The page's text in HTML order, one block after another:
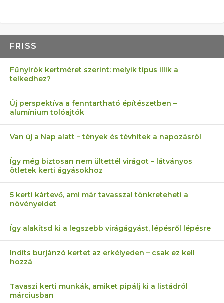
FRISS
Fűnyírók kertméret szerint: melyik típus illik a
telkedhez?
Új perspektíva a fenntartható építészetben –
alumínium tolóajtók
Van új a Nap alatt – tények és tévhitek a napozásról
Így még biztosan nem ültettél virágot – látványos
ötletek kerti ágyásokhoz
5 kerti kártevő, ami már tavasszal tönkreteheti a
növényeidet
Így alakítsd ki a legszebb virágágyást, lépésről lépésre
Indíts burjánzó kertet az erkélyeden – csak ez kell
hozzá
Tavaszi kerti munkák, amiket pipálj ki a listádról
márciusban